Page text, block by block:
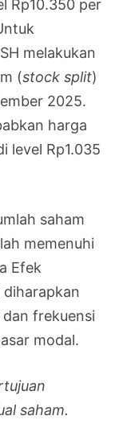
Rp10.350 per
melakukan
(stock split)
2025.
harga
level Rp1.035
saham
memenuhi
Efek
frekuensi
modal.
saham.